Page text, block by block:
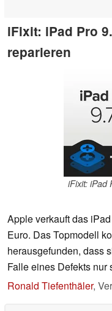
iFixit: iPad Pro
reparieren
iFixit: iPad
Apple verkauft das
Euro. Das Topmodell
herausgefunden, dass
Falle eines Defekts nur
Ronald Tiefenthäler,